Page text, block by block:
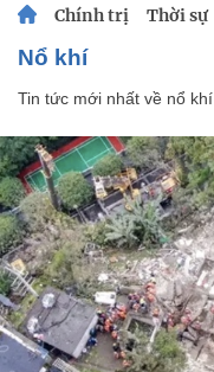
Chính trị Thời sự
nổ khí
Tin tức mới nhất về nổ khí